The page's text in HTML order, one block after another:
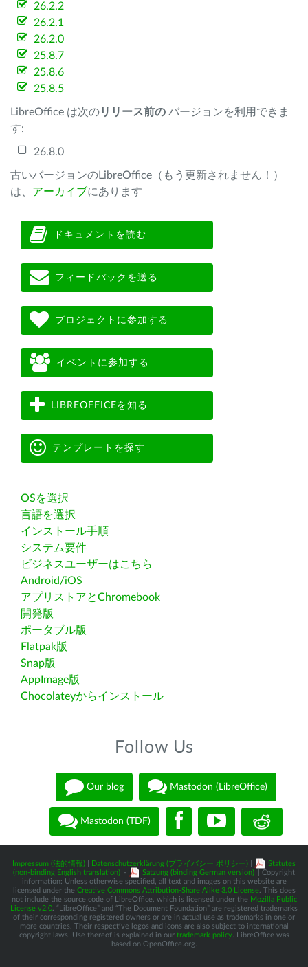
26.2.2
26.2.1
26.2.0
25.8.7
25.8.6
25.8.5
LibreOffice は次のリリース前の バージョンを利用できま
す:
26.8.0
古いバージョンのLibreOffice（もう更新されません！）
は、 アーカイブにあります
ドキュメントを読む
フィードバックを送る
プロジェクトに参加する
イベントに参加する
LIBREOFFICEを知る
テンプレートを探す
OSを選択
言語を選択
インストール手順
システム要件
ビジネスユーザーはこちら
Android/iOS
アプリストアとChromebook
開発版
ポータブル版
Flatpak版
Snap版
AppImage版
Chocolateyからインストール
Follow Us
Our blog Mastodon (LibreOffice)
Mastodon (TDF)
Impressum (法的情報) Datenschutzerklärung (プライバシー ポリシー)
Statutes
(non-binding English translation) - Satzung (binding German version)
| Copyright
information: Unless otherwise specified, all text and images on this website are
licensed under the Creative Commons Attribution-Share Alike 3.0 License. This does
not include the source code of LibreOffice, which is licensed under the Mozilla Public
License v2.0 . “LibreOffice” and “The Document Foundation” are registered trademarks
of their corresponding registered owners or are in actual use as trademarks in one or
more countries. Their respective logos and icons are also subject to international
copyright laws. Use thereof is explained in our trademark policy. LibreOffice was
based on OpenOffice.org.